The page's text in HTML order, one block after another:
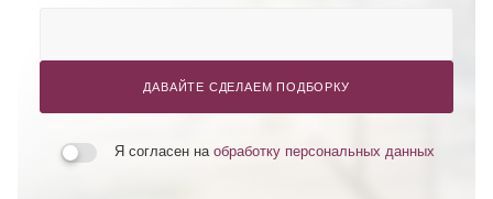
ДАВАЙТЕ СДЕЛАЕМ ПОДБОРКУ
Я согласен на обработку персональных данных